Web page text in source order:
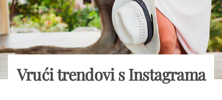
Vrući trendovi s Instagrama